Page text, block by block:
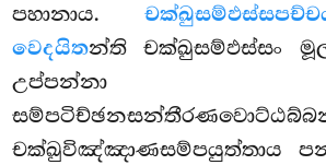
පහානාය.
වෙදයිතන්ති චක්ඛුසම්ඵස්සං
උප්පන්නා
චක්ඛුවිඤ්ඤාණසම්පයුත්තාය